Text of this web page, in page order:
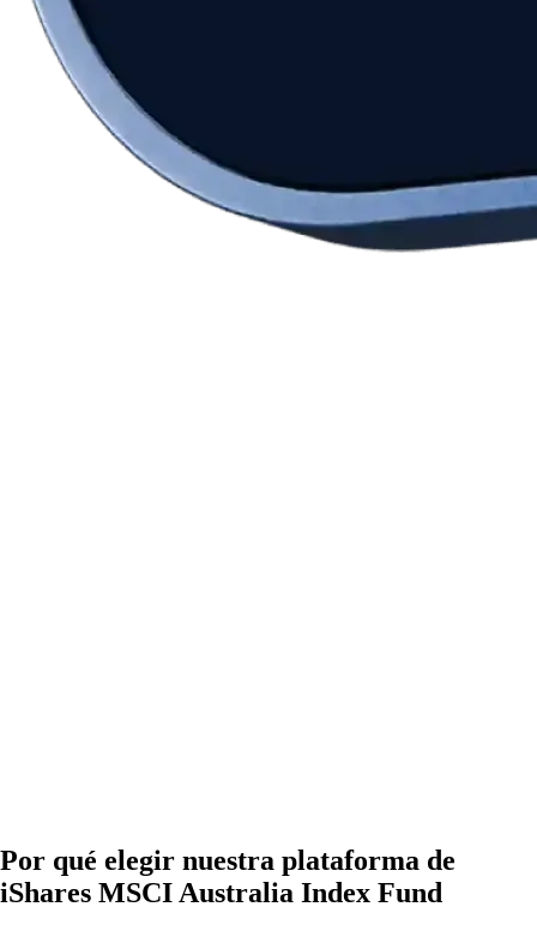
Por qué elegir nuestra plataforma de
iShares MSCI Australia Index Fund